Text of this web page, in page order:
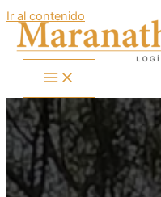
Ir al contenido